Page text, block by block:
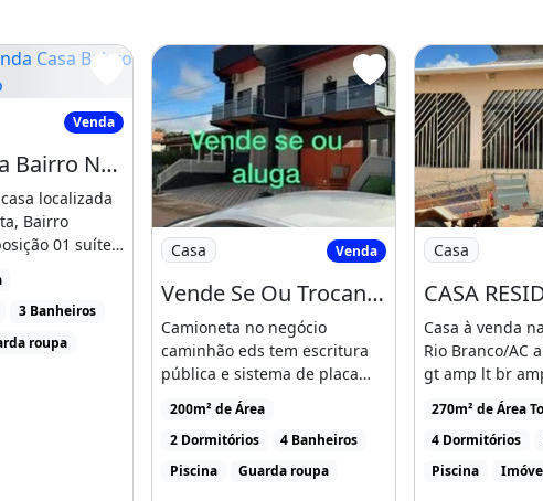
canil, banheiro com
pia e tanque.
avenidas dos dois lados,
Getúlio Vargas, com acesso
escola, quadra esportiva e
ar livre, tem todo tipo de
serviços próximos.
Casa Bairro Nova Estação
Venda
Linda Casa Bairro Nova Estação
localizada
Bairro
01 suíte
3 Banheiros
roupa
Imagem: Vende Se Ou Trocando Carro
Casa Venda
Vende Se Ou Trocando Carro
Camioneta no negócio
caminhão eds tem escritura
pública e sistema de placa
solar e poço
200m² de Área
2 Dormitórios
4 Banheiros
Piscina
Guarda roupa
Imagem: CASA
Casa
Casa à venda
Rio Branco/AC
gt amp lt br
Guarani, 153, [...]
270m² de Área
4 Dormitórios
Piscina